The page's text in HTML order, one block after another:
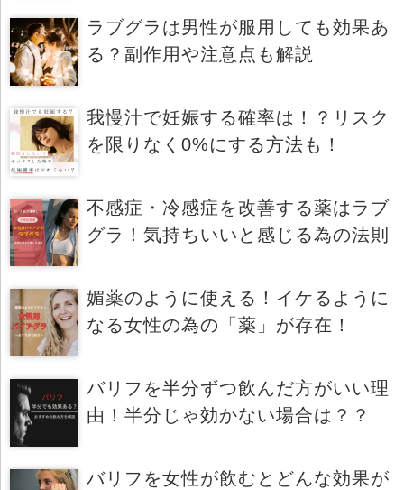
ラブグラは男性が服用しても効果あ
る？副作用や注意点も解説
我慢汁で妊娠する確率は！？リスク
を限りなく0%にする方法も！
不感症・冷感症を改善する薬はラブ
グラ！気持ちいいと感じる為の法則
媚薬のように使える！イケるように
なる女性の為の「薬」が存在！
バリフを半分ずつ飲んだ方がいい理
由！半分じゃ効かない場合は？？
バリフを女性が飲むとどんな効果が